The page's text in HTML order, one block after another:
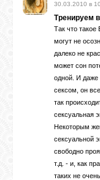
30.03.2010 в
Тренируем
Так что
могут не
далеко не
может сон
одной. И даже
сексом, он
так
сексуальная
Некоторым
сексуальной
свободно
т.д. - и, как
таких не